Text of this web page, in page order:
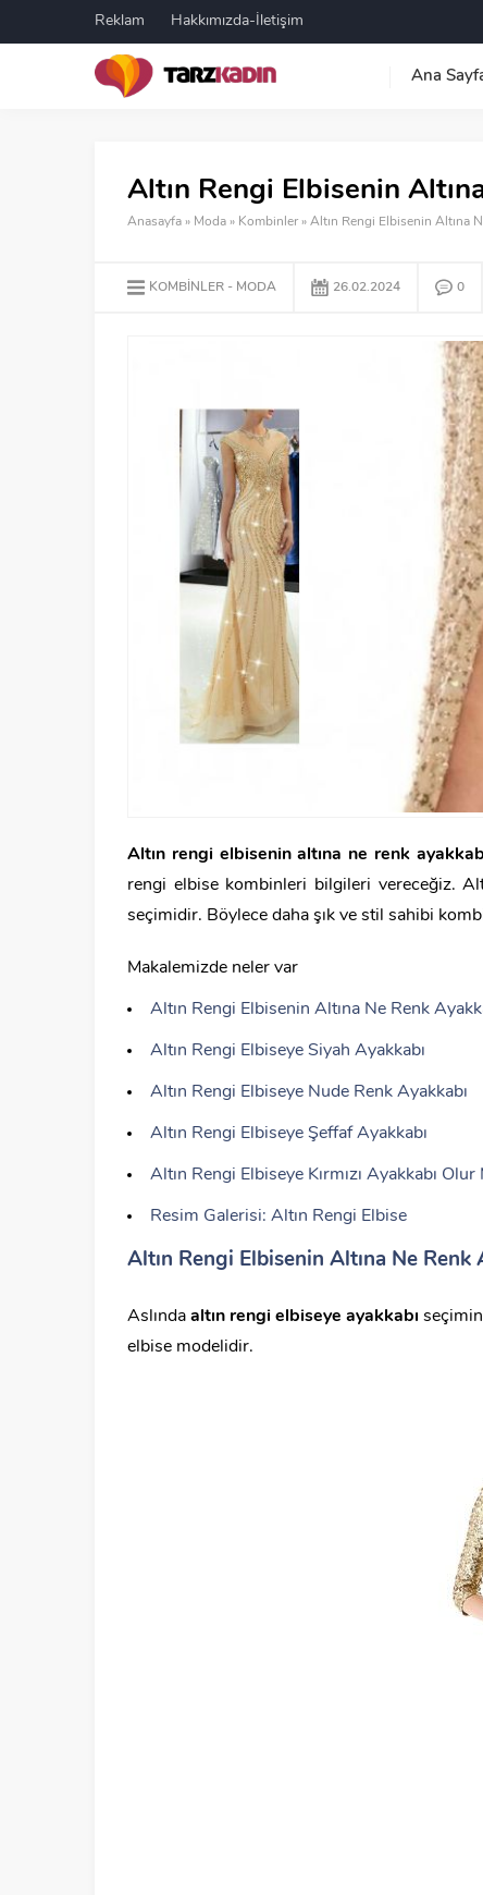
Reklam Hakkımızda-İletişim
Ana
Altın Rengi Elbisenin
Anasayfa » Moda » Kombinler » Altın Rengi Elbisenin Altına
KOMBINLER MODA 26.02.2024 0
Altın rengi elbisenin altına ne renk
rengi elbise kombinleri bilgileri vereceğiz.
seçimidir. Böylece daha şık ve stil sahibi
Makalemizde neler var
Altın Rengi Elbisenin Altına Ne Renk
Altın Rengi Elbiseye Siyah Ayakkabı
Altın Rengi Elbiseye Nude Renk Ayakkabı
Altın Rengi Elbiseye Şeffaf Ayakkabı
Altın Rengi Elbiseye Kırmızı Ayakkabı Olur
Resim Galerisi: Altın Rengi Elbise
Altın Rengi Elbisenin Altına Ne Renk
Aslında altın rengi elbiseye ayakkabı
elbise modelidir.